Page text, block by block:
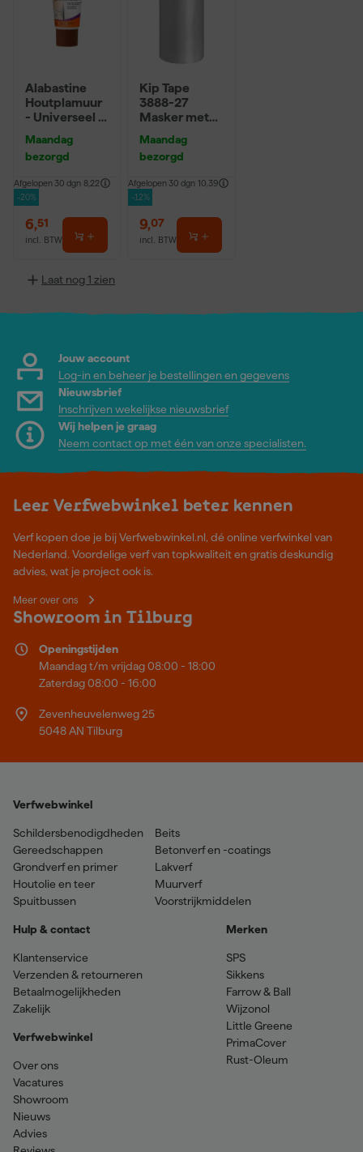
Alabastine
Houtplamuur
- Universeel -
Maandag
bezorgd
Afgelopen 30 dgn 8,22
-20%
6,51
incl. BTW
Kip Tape
3888-27
Masker met
2,7 x 20m
Maandag
bezorgd
Afgelopen 30 dgn 10,39
-12%
9,07
incl. BTW
Laat nog 1 zien
Jouw account
Log-in en beheer je bestellingen en gegevens
Nieuwsbrief
Inschrijven wekelijkse nieuwsbrief
Wij helpen je graag
Neem contact op met één van onze specialisten.
Leer Verfwebwinkel beter kennen
Verf kopen doe je bij Verfwebwinkel.nl, dé online verfwinkel van
Nederland. Voordelige verf van topkwaliteit en gratis deskundig
advies, wat je project ook is.
Meer over ons
Showroom in Tilburg
Openingstijden
Maandag t/m vrijdag 08:00 - 18:00
Zaterdag 08:00 - 16:00
Zevenheuvelenweg 25
5048 AN Tilburg
Verfwebwinkel
Schildersbenodigdheden
Gereedschappen
Grondverf en primer
Houtolie en teer
Spuitbussen
Beits
Betonverf en -coatings
Lakverf
Muurverf
Voorstrijkmiddelen
Hulp & contact
Klantenservice
Verzenden & retourneren
Betaalmogelijkheden
Zakelijk
Verfwebwinkel
Over ons
Vacatures
Showroom
Nieuws
Advies
Merken
SPS
Sikkens
Farrow & Ball
Wijzonol
Little Greene
PrimaCover
Rust-Oleum